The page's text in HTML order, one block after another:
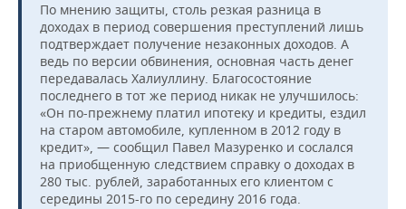
По мнению защиты, столь резкая разница в
доходах в период совершения преступлений лишь
подтверждает получение незаконных доходов. А
ведь по версии обвинения, основная часть денег
передавалась Халиуллину. Благосостояние
последнего в тот же период никак не улучшилось:
«Он по-прежнему платил ипотеку и кредиты, ездил
на старом автомобиле, купленном в 2012 году в
кредит», — сообщил Павел Мазуренко и сослался
на приобщенную следствием справку о доходах в
280 тыс. рублей, заработанных его клиентом с
середины 2015-го по середину 2016 года.